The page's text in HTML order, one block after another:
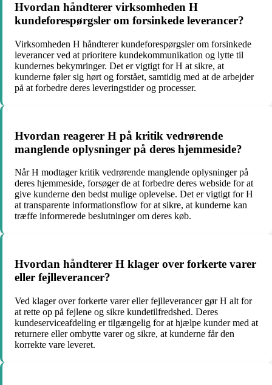
Hvordan håndterer virksomheden H
kundeforespørgsler om forsinkede leverancer?
Virksomheden H håndterer kundeforespørgsler om forsinkede
leverancer ved at prioritere kundekommunikation og lytte til
kundernes bekymringer. Det er vigtigt for H at sikre, at
kunderne føler sig hørt og forstået, samtidig med at de arbejder
på at forbedre deres leveringstider og processer.
Hvordan reagerer H på kritik vedrørende
manglende oplysninger på deres hjemmeside?
Når H modtager kritik vedrørende manglende oplysninger på
deres hjemmeside, forsøger de at forbedre deres webside for at
give kunderne den bedst mulige oplevelse. Det er vigtigt for H
at transparente informationsflow for at sikre, at kunderne kan
træffe informerede beslutninger om deres køb.
Hvordan håndterer H klager over forkerte varer
eller fejlleverancer?
Ved klager over forkerte varer eller fejlleverancer gør H alt for
at rette op på fejlene og sikre kundetilfredshed. Deres
kundeserviceafdeling er tilgængelig for at hjælpe kunder med at
returnere eller ombytte varer og sikre, at kunderne får den
korrekte vare leveret.